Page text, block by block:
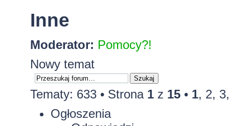
Inne
Moderator: Pomocy?!
Nowy temat
Tematy: 633 • Strona 1z 15• 1, 2, 3
Ogłoszenia